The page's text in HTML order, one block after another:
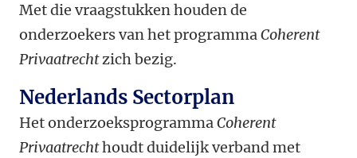
Met die vraagstukken houden de
onderzoekers van het programmaCoherent
Privaatrechtzich bezig.
Nederlands Sectorplan
Het onderzoeksprogrammaCoherent
Privaatrechthoudt duidelijk verband met